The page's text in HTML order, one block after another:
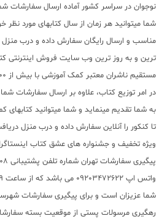
نوجوان در سراسر کشور آماده ارسال سفارشات
شما میتوانید هر زمان از سال کتابهای مورد نظر
مناسب و ارسال رایگان سفارش داده و درب
ترین و به روز ترین وب سایت فروش اینترنتی
در امر توزیع کتاب، علاوه بر ارسال سفارشات
به شما تقدیم مینماید و شما میتوانید
تا کنکور را آنلاین سفارش داده و درب منزل
ویژه تخفیف و جشنواره های عشق کتاب
شما عزیزان است و برای پیگیری سفارشات
رهگیری مرسولات پستی از موقعیت بسته